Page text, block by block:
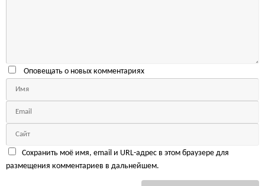
Оповещать о новых комментариях
Сохранить моё имя, email и URL-адрес в этом браузере для
размещения комментариев в дальнейшем.